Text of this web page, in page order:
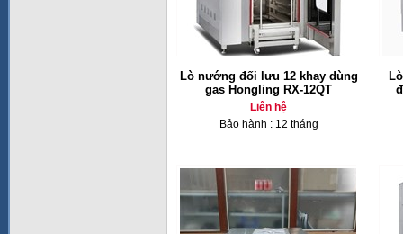
Lò nướng đối lưu 12 khay dùng
gas Hongling RX-12QT
Liên hệ
Bảo hành : 12 tháng